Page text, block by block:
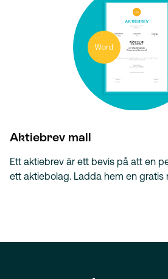
Aktiebrev mall
Ett aktiebrev är ett bevis på att en
ett aktiebolag. Ladda hem en gratis